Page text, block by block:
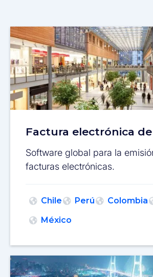
Factura electrónica de
Software global para la
facturas electrónicas.
Chile Perú Colombia
México